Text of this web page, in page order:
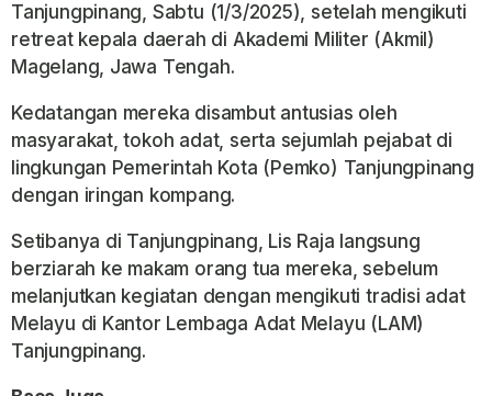
Tanjungpinang, Sabtu (1/3/2025), setelah mengikuti
retreat kepala daerah di Akademi Militer (Akmil)
Magelang, Jawa Tengah.
Kedatangan mereka disambut antusias oleh
masyarakat, tokoh adat, serta sejumlah pejabat di
lingkungan Pemerintah Kota (Pemko) Tanjungpinang
dengan iringan kompang.
Setibanya di Tanjungpinang, Lis Raja langsung
berziarah ke makam orang tua mereka, sebelum
melanjutkan kegiatan dengan mengikuti tradisi adat
Melayu di Kantor Lembaga Adat Melayu (LAM)
Tanjungpinang.